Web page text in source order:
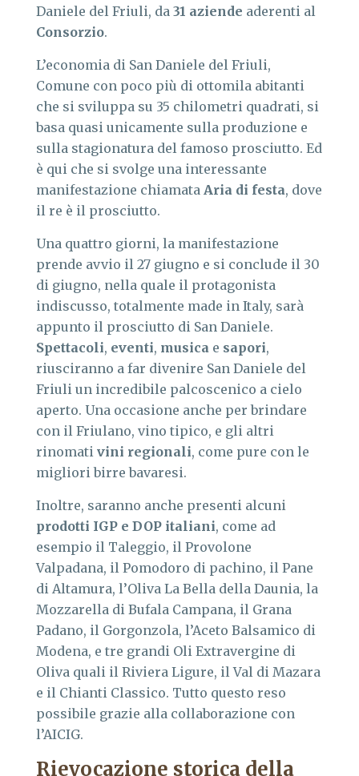
Daniele del Friuli, da 31 aziende aderenti al
Consorzio.
L’economia di San Daniele del Friuli,
Comune con poco più di ottomila abitanti
che si sviluppa su 35 chilometri quadrati, si
basa quasi unicamente sulla produzione e
sulla stagionatura del famoso prosciutto. Ed
è qui che si svolge una interessante
manifestazione chiamata Aria di festa, dove
il re è il prosciutto.
Una quattro giorni, la manifestazione
prende avvio il 27 giugno e si conclude il 30
di giugno, nella quale il protagonista
indiscusso, totalmente made in Italy, sarà
appunto il prosciutto di San Daniele.
Spettacoli, eventi, musica e sapori,
riusciranno a far divenire San Daniele del
Friuli un incredibile palcoscenico a cielo
aperto. Una occasione anche per brindare
con il Friulano, vino tipico, e gli altri
rinomati vini regionali, come pure con le
migliori birre bavaresi.
Inoltre, saranno anche presenti alcuni
prodotti IGP e DOP italiani, come ad
esempio il Taleggio, il Provolone
Valpadana, il Pomodoro di pachino, il Pane
di Altamura, l’Oliva La Bella della Daunia, la
Mozzarella di Bufala Campana, il Grana
Padano, il Gorgonzola, l’Aceto Balsamico di
Modena, e tre grandi Oli Extravergine di
Oliva quali il Riviera Ligure, il Val di Mazara
e il Chianti Classico. Tutto questo reso
possibile grazie alla collaborazione con
l’AICIG.
Rievocazione storica della